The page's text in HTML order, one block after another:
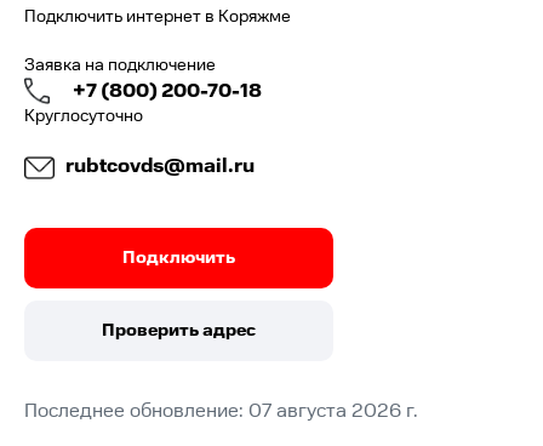
Подключить интернет в Коряжме
Заявка на подключение
+7 (800) 200-70-18
Круглосуточно
rubtcovds@mail.ru
Подключить
Проверить адрес
Последнее обновление: 07 августа 2026 г.